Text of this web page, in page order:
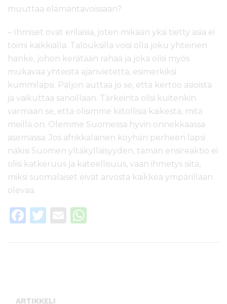
muuttaa elämäntavoissaan?
– Ihmiset ovat erilaisia, joten mikään yksi tietty asia ei
toimi kaikkialla. Talouksilla voisi olla joku yhteinen
hanke, johon kerätään rahaa ja joka olisi myös
mukavaa yhteistä ajanvietettä, esimerkiksi
kummilapsi. Paljon auttaa jo se, että kertoo asioista
ja vaikuttaa sanoillaan. Tärkeintä olisi kuitenkin
varmaan se, että olisimme kiitollisia kaikesta, mitä
meillä on. Olemme Suomessa hyvin onnekkaassa
asemassa. Jos afrikkalainen köyhän perheen lapsi
näkisi Suomen yltäkylläisyyden, tämän ensireaktio ei
olisi katkeruus ja kateellisuus, vaan ihmetys siitä,
miksi suomalaiset eivät arvosta kaikkea ympärillään
olevaa.
F
o
T
E
ARTIKKELI